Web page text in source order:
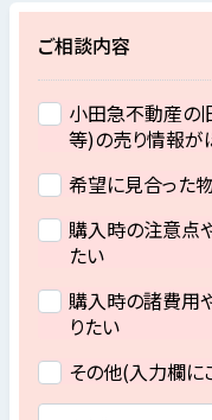
ご相談内容
小田急不動産の
等)の売り情報が
希望に見合った
購入時の注意点
たい
購入時の諸費用
りたい
その他(入力欄に